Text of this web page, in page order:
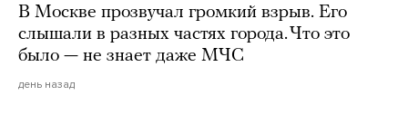
В Москве прозвучал громкий взрыв. Его
слышали в разных частях города. Что это
было — не знает даже МЧС
день назад